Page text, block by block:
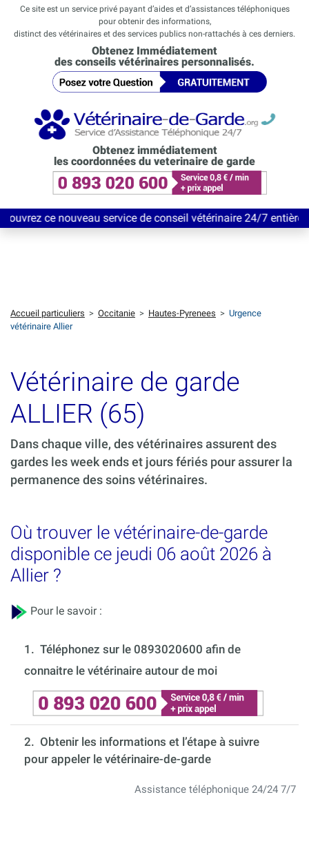
Ce site est un service privé payant d’aides et d’assistances téléphoniques
pour obtenir des informations,
distinct des vétérinaires et des services publics non-rattachés à ces derniers.
Obtenez Immédiatement
des conseils vétérinaires personnalisés.
Obtenez immédiatement
les coordonnées du veterinaire de garde
nouveau service de conseil vétérinaire 24/7 entièrement
Accueil particuliers > Occitanie > Hautes-Pyrenees > Urgence
vétérinaire Allier
Vétérinaire de garde
ALLIER (65)
Dans chaque ville, des vétérinaires assurent des
gardes les week ends et jours fériés pour assurer la
permanence des soins vétérinaires.
Où trouver le vétérinaire-de-garde
disponible ce jeudi 06 août 2026 à
Allier ?
Pour le savoir :
1. Téléphonez sur le 0893020600 afin de
connaitre le vétérinaire autour de moi
2. Obtenir les informations et l’étape à suivre
pour appeler le vétérinaire-de-garde
Assistance téléphonique 24/24 7/7